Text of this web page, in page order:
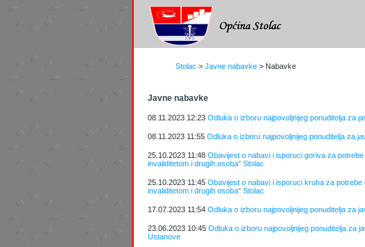
Stolac > Javne nabavke > Nabavke
Javne nabavke
08.11.2023 12:23 Odluka o izboru najpovoljnijeg ponuditelja za
08.11.2023 11:55 Odluka o izboru najpovoljnijeg ponuditelja za
25.10.2023 11:48 Obavijest o nabavi i isporuci goriva za
invaliditetom i drugih osoba" Stolac
25.10.2023 11:45 Obavijest o nabavi i isporuci kruha za
invaliditetom i drugih osoba" Stolac
17.07.2023 11:54 Odluka o izboru najpovoljnijeg ponuditelja za
23.06.2023 10:45 Odluka o izboru najpovoljnijeg ponuditelja za
Ustanove